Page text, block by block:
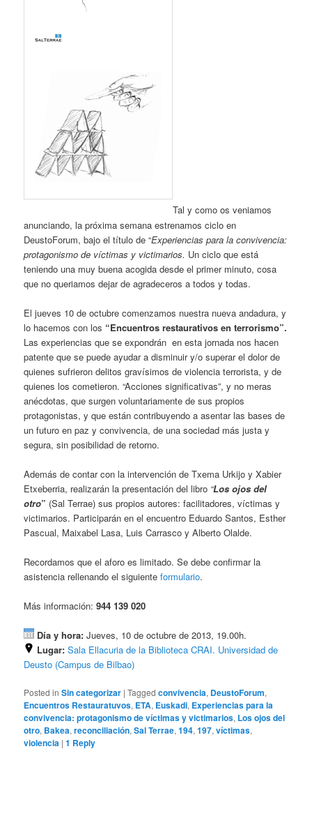
Tal y como os veniamos
anunciando, la próxima semana estrenamos ciclo en
DeustoForum, bajo el título de “Experiencias para la convivencia:
protagonismo de víctimas y victimarios. Un ciclo que está
teniendo una muy buena acogida desde el primer minuto, cosa
que no queriamos dejar de agradeceros a todos y todas.
El jueves 10 de octubre comenzamos nuestra nueva andadura, y
lo hacemos con los “Encuentros restaurativos en terrorismo”.
Las experiencias que se expondrán en esta jornada nos hacen
patente que se puede ayudar a disminuir y/o superar el dolor de
quienes sufrieron delitos gravísimos de violencia terrorista, y de
quienes los cometieron. “Acciones significativas”, y no meras
anécdotas, que surgen voluntariamente de sus propios
protagonistas, y que están contribuyendo a asentar las bases de
un futuro en paz y convivencia, de una sociedad más justa y
segura, sin posibilidad de retorno.
Además de contar con la intervención de Txema Urkijo y Xabier
Etxeberria, realizarán la presentación del libro “Los ojos del
otro” (Sal Terrae) sus propios autores: facilitadores, víctimas y
victimarios. Participarán en el encuentro Eduardo Santos, Esther
Pascual, Maixabel Lasa, Luis Carrasco y Alberto Olalde.
Recordamos que el aforo es limitado. Se debe confirmar la
asistencia rellenando el siguienteformulario.
Más información:944 139 020
Día y hora: Jueves, 10 de octubre de 2013, 19.00h.
Lugar: Sala Ellacuria de la Biblioteca CRAI. Universidad de
Deusto (Campus de Bilbao)
Posted in Sin categorizar |Tagged convivencia, DeustoForum,
Encuentros Restauratuvos, ETA, Euskadi, Experiencias para la
convivencia: protagonismo de víctimas y victimarios, Los ojos del
otro, Bakea,reconciliación,Sal Terrae,194,197,víctimas,
violencia |1 Reply